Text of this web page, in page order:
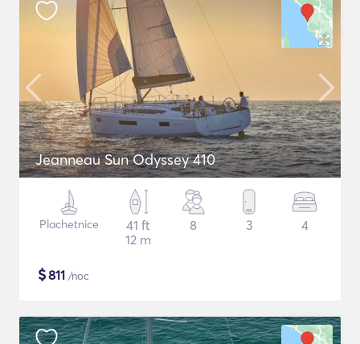
Jeanneau Sun Odyssey 410
Plachetnice
41 ft
12 m
8 3 4
$811 /noc